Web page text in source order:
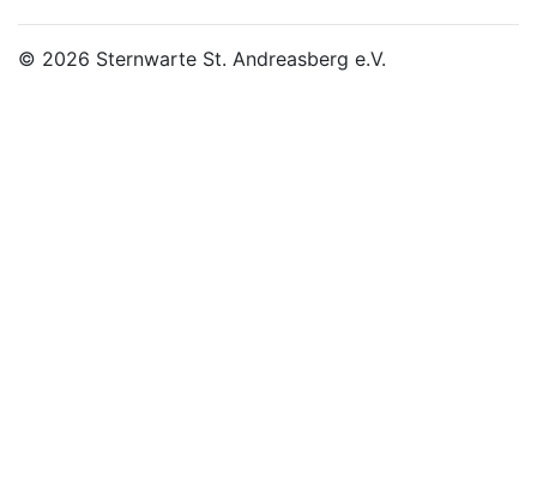
© 2026 Sternwarte St. Andreasberg e.V.